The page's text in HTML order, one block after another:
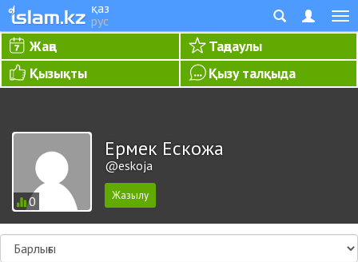
қаз
рус
Жаңа
Таңдаулы
Қызықты
Қызу талқыда
0
Ермек Ескожа
@eskoja